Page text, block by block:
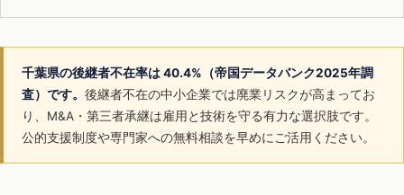
千葉県の後継者不在率は 40.4%（帝国データバンク2025年調
査）です。 後継者不在の中小企業では廃業リスクが高まってお
り、M&A・第三者承継は雇用と技術を守る有力な選択肢です。
公的支援制度や専門家への無料相談を早めにご活用ください。